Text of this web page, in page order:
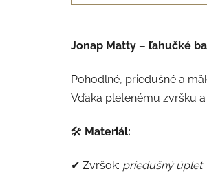
Jonap Matty – ľahučké
Pohodlné, priedušné a
Vďaka pletenému zvršku
🛠 Materiál:
✔ Zvršok: priedušný úplet